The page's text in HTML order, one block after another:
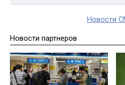
Новости
Новости партнеров